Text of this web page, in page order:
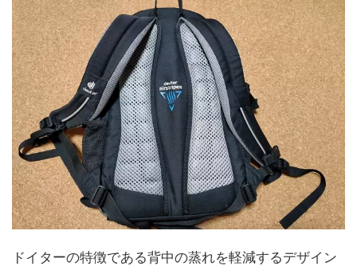
ドイターの特徴である背中の蒸れを軽減するデザイン